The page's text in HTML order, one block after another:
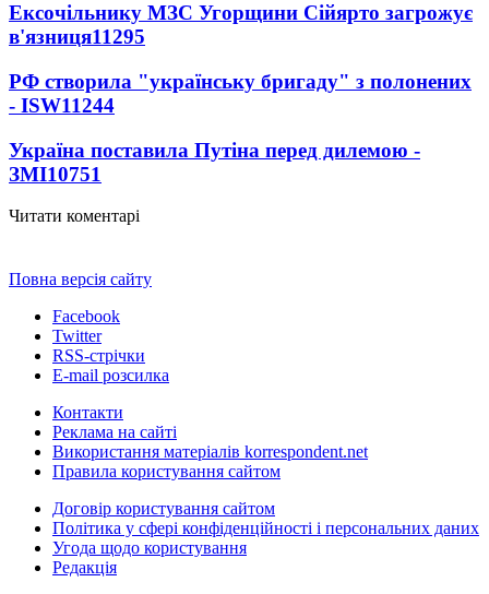
Ексочільнику МЗС Угорщини Сійярто загрожує
в'язниця11295
РФ створила "українську бригаду" з полонених
- ISW11244
Україна поставила Путіна перед дилемою -
ЗМІ10751
Читати коментарі
Повна версія сайту
Facebook
Twitter
RSS-стрічки
E-mail розсилка
Контакти
Реклама на сайті
Використання матеріалів korrespondent.net
Правила користування сайтом
Договір користування сайтом
Політика у сфері конфіденційності і персональних даних
Угода щодо користування
Редакція